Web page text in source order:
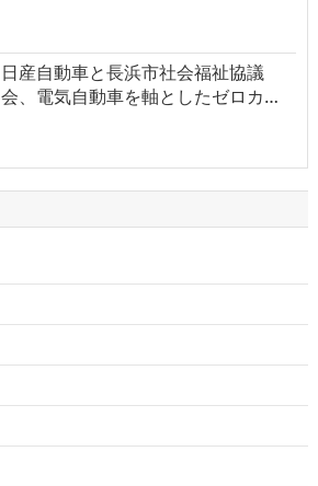
日産自動車と長浜市社会福祉協議
会、電気自動車を軸としたゼロカ…